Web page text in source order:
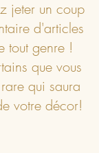
jeter un coup
d'articles
tout genre !
que vous
qui saura
votre décor!